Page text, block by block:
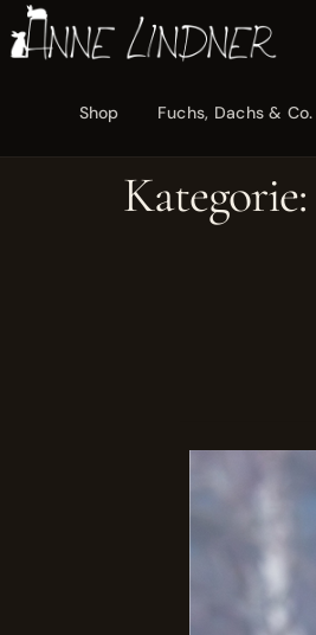
Shop Fuchs, Dachs & Co.
Kategorie: